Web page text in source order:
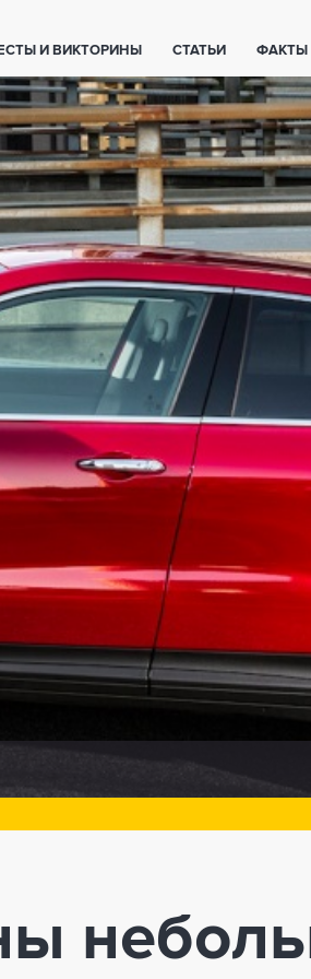
И ВИКТОРИНЫ СТАТЬИ ФАКТЫ
ЗНАТЬ ЗАКОНОДАТЕЛЬСТВО